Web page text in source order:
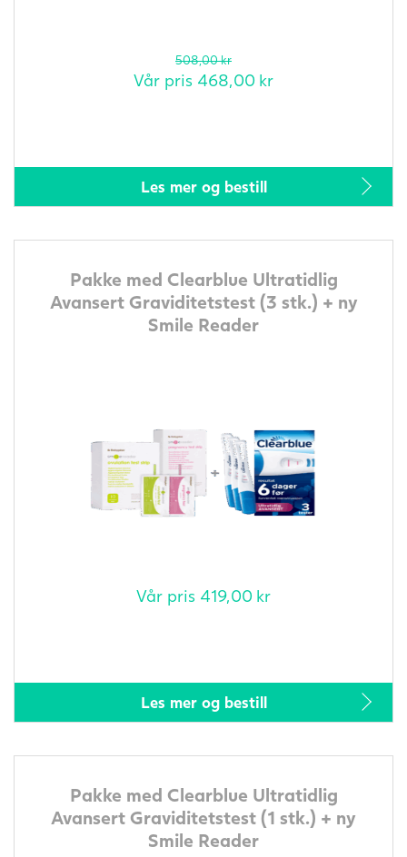
508,00kr
Vår pris 468,00 kr
Les mer og bestill
Pakke med Clearblue Ultratidlig
Avansert Graviditetstest (3 stk.) + ny
Smile Reader
Vår pris 419,00 kr
Les mer og bestill
Pakke med Clearblue Ultratidlig
Avansert Graviditetstest (1 stk.) + ny
Smile Reader